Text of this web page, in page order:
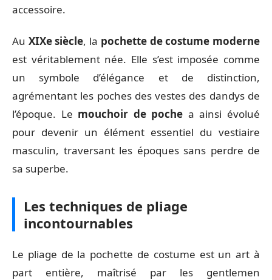
accessoire.
Au XIXe siècle, la pochette de costume moderne
est véritablement née. Elle s’est imposée comme
un symbole d’élégance et de distinction,
agrémentant les poches des vestes des dandys de
l’époque. Le mouchoir de poche a ainsi évolué
pour devenir un élément essentiel du vestiaire
masculin, traversant les époques sans perdre de
sa superbe.
Les techniques de pliage
incontournables
Le pliage de la pochette de costume est un art à
part entière, maîtrisé par les gentlemen